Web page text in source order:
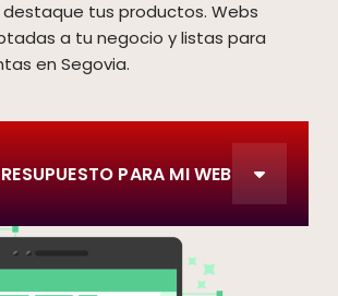
tus productos. Webs
a tu negocio y listas para
en Segovia.
PARA MI WEB